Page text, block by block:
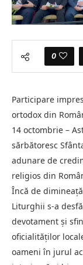
0
Participare
ortodox din
14 octombrie –
sărbătoresc
adunare de
religios din
Încă de
Liturghii s-a
devotament și
oficialităților
oameni în jurul